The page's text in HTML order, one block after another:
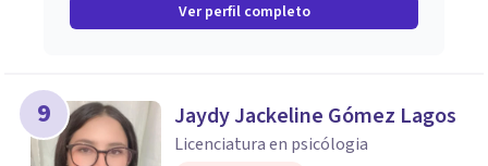
Ver perfil completo
9 Jaydy Jackeline Gómez Lagos
Licenciatura en psicólogia